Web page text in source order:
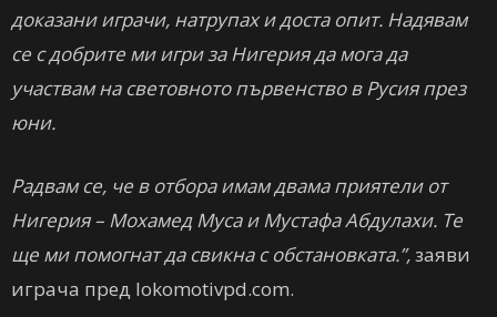
доказани играчи, натрупах и доста опит. Надявам
се с добрите ми игри за Нигерия да мога да
участвам на световното първенство в Русия през
юни.
Радвам се, че в отбора имам двама приятели от
Нигерия – Мохамед Муса и Мустафа Абдулахи. Те
ще ми помогнат да свикна с обстановката.”,заяви
играча пред lokomotivpd.com.